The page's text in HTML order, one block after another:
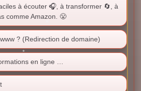
à écouter 🎧, à transformer 🔄, à
comme Amazon. 😤
? (Redirection de domaine)
en ligne …